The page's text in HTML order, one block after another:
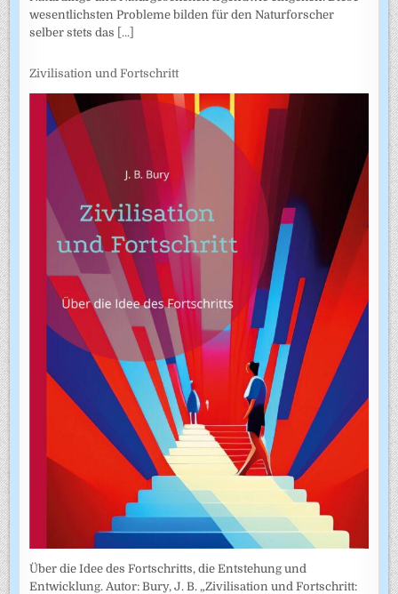
wesentlichsten Probleme bilden für den Naturforscher
selber stets das [...]
Zivilisation und Fortschritt
Über die Idee des Fortschritts, die Entstehung und
Entwicklung. Autor: Bury, J. B. „Zivilisation und Fortschritt: